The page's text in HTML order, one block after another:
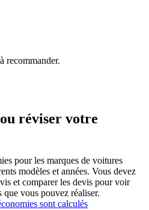
recommander.
réviser votre
pour les marques de voitures
modèles et années. Vous devez
et comparer les devis pour voir
vous pouvez réaliser.
sont calculés